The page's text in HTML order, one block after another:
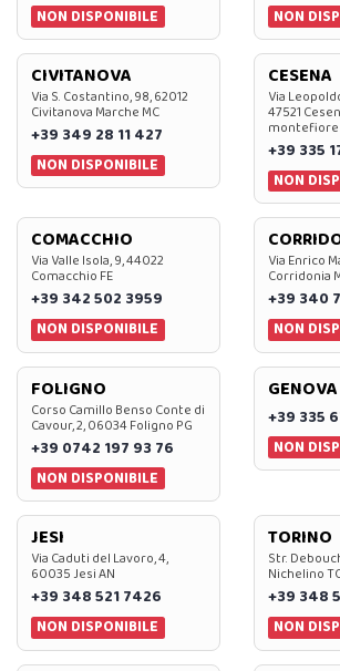
NON DISPONIBILE
NON
CIVITANOVA
Via S. Costantino, 98, 62012
Civitanova Marche MC
+39 349 28 11 427
NON DISPONIBILE
CESENA
Via
47521
montefiore
+39 335
NON
COMACCHIO
Via Valle Isola, 9, 44022
Comacchio FE
+39 342 502 3959
NON DISPONIBILE
Via Enrico
Corridonia
+39 340
NON
FOLIGNO
Corso Camillo Benso Conte di
Cavour, 2, 06034 Foligno PG
+39 0742 197 93 76
NON DISPONIBILE
GENOVA
+39 335
NON
JESI
Via Caduti del Lavoro, 4,
60035 Jesi AN
+39 348 521 7426
NON DISPONIBILE
TORINO
Str.
Nichelino
+39 348
NON